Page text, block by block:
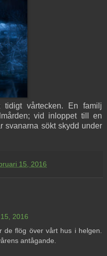
vårtecken. En familj
vid inloppet till en
svanarna sökt skydd under
15, 2016
2016
de flög över vårt hus i helgen.
antågande.